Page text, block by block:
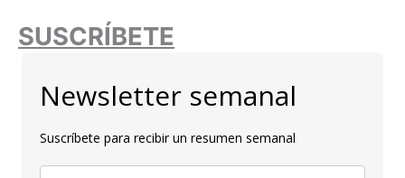
SUSCRÍBETE
Newsletter semanal
Suscríbete para recibir un resumen semanal